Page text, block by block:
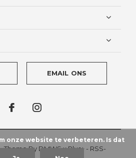
EMAIL ONS
Theme By DMWSxPlus+ - RSS-
onze website te verbeteren. Is dat